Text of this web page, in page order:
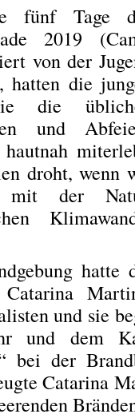
fünf Tage
2019
von der
hatten die
die
und
droht, wenn
mit der
hatte
und sie
und dem
bei der
Catarina